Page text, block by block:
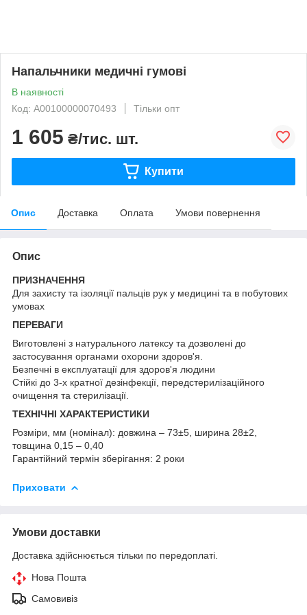
Напальчники медичні гумові
В наявності
Код: A00100000070493
Тільки опт
1 605 ₴/тис. шт.
Купити
Опис Доставка Оплата Умови повернення
Опис
ПРИЗНАЧЕННЯ
Для захисту та ізоляції пальців рук у медицині та в побутових
умовах
ПЕРЕВАГИ
Виготовлені з натурального латексу та дозволені до
застосування органами охорони здоров'я.
Безпечні в експлуатації для здоров'я людини
Стійкі до 3-х кратної дезінфекції, передстерилізаційного
очищення та стерилізації.
ТЕХНІЧНІ ХАРАКТЕРИСТИКИ
Розміри, мм (номінал): довжина – 73±5, ширина 28±2,
товщина 0,15 – 0,40
Гарантійний термін зберігання: 2 роки
Приховати
Умови доставки
Доставка здійснюється тільки по передоплаті.
Нова Пошта
Самовивіз